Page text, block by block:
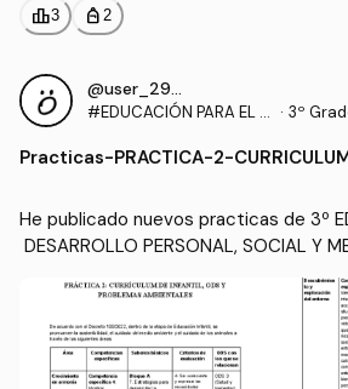
leaderboard3 personal_bag 2
@user_2935509
#EDUCACIÓN PARA EL D
SOCIAL Y MEDIO AMBIEN
· 3º
Practicas-PRACTICA-2-
He publicado nuevos practicas de 3º
DESARROLLO PERSONAL, SOCIAL Y
CTICA-2-CURRICULUM-DE-INFANTIL-
AMBIENTALES.pdf